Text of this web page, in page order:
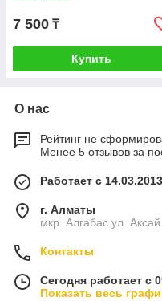
7 500 ₸
Купить
О нас
Рейтинг не
Менее 5 отзывов за
Работает с 14.03.2013
г. Алматы
мкр. Алгабас ул.
Контакты
Сегодня работает с
Показать весь